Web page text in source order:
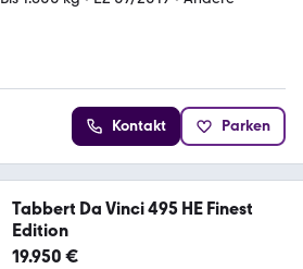
Kontakt Parken
Tabbert Da Vinci 495 HE Finest
Edition
19.950 €